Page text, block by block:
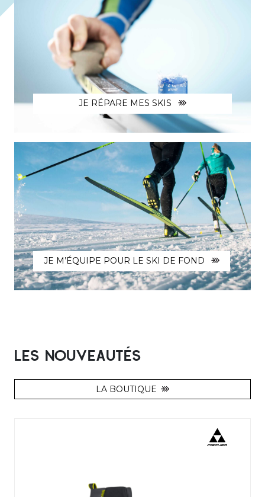
JE RÉPARE MES SKIS
JE M’ÉQUIPE POUR LE SKI DE FOND
LES NOUVEAUTÉS
LA BOUTIQUE